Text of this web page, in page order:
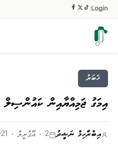
Login
ޚަބަރު
އިމަގު ޖަމިއްޔާއިން
އިބްރާހިމް ނަޝީދު 2 - އޭޕްރީލް - 2021